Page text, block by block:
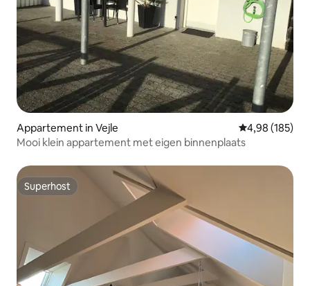
Appartement in Vejle Gemiddelde
4,98 (185)
Mooi klein appartement met eigen binnenplaats
Superhost
Superhost